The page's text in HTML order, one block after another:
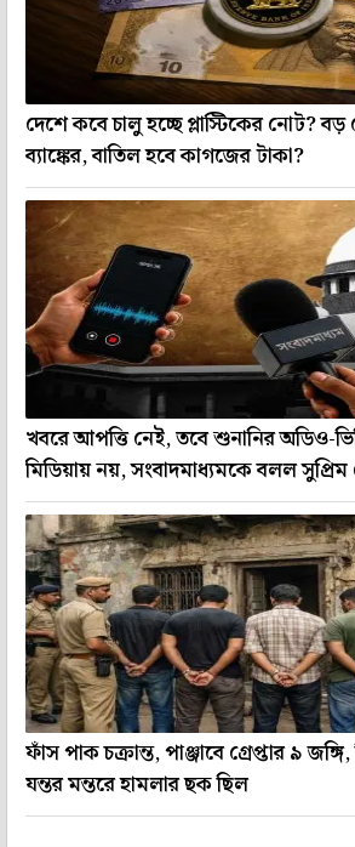
দেশে কবে চালু হচ্ছে প্লাস্টিকের নোট? বড়
ব্যাঙ্কের, বাতিল হবে কাগজের টাকা?
খবরে আপত্তি নেই, তবে শুনানির অডিও-
মিডিয়ায় নয়, সংবাদমাধ্যমকে বলল সুপ্রিম
ফাঁস পাক চক্রান্ত, পাঞ্জাবে গ্রেপ্তার ৯
যন্তর মন্তরে হামলার ছক ছিল